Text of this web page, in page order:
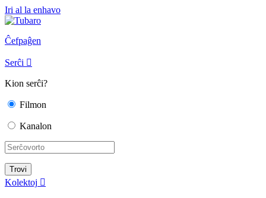
Iri al la enhavo
Ĉefpaĝen
Serĉi 
Kion serĉi?
Filmon
Kanalon
Kolektoj 